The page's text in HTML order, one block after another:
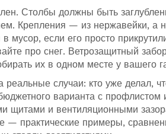
Столбы должны быть
Крепления — из нержавейки, а
если его просто
про снег. Ветрозащитный
их в одном месте у вашего
случаи: кто уже делал,
варианта с профлистом
щитами и вентиляционными
— практические примеры,